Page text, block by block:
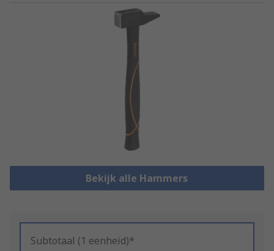
Bekijk alle Hammers
Subtotaal (1 eenheid)*